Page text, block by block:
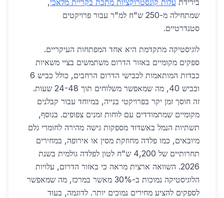
בירידת עלות קונסטרוקציות מתכת בקריית מלאכי,
שמתחילה מ-250 ש"ח למ"ר עבור פרויקטים
סטנדרטיים.
לוגיסטיקה מתקדמת היא אחד המפתחות העיקריים.
ספקים מקומיים באזור הדרום משתמשים בציי משאיות
כבדות המותאמות לכבישי הדרום הרחבים, כולל כביש 6
וכביש 40, מה שמאפשר משלוחים תוך 24-48 שעות.
זה חוסך זמן יקר בפרויקטי בנייה, במיוחד עבור קבלנים
מקומיים שמתמודדים עם לוחות זמנים צפופים. בנוסף,
תשתיות הנמל באשדוד מספקות גישה מהירה לחומרי גלם
מיובאים, כמו פלדה מחוזקת מסין או אירופה, במחירים
תחרותיים של 4,200 ש"ח לטון לפלדה גולמית בשנת
2026. השוואה ארצית מראה כי באזור הדרום, עלויות
הלוגיסטיקה נמוכות ב-30% מאשר במרכז, מה שמאפשר
לספקים להציע מחירים נמוכים יותר. לדוגמה, בעוד